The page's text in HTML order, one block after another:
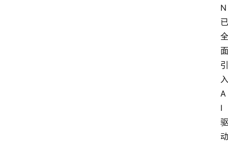
N
已
全
面
引
入
A
I
驱
动